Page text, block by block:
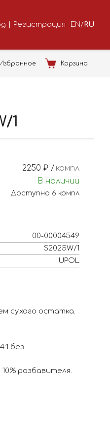
| Регистрация EN /RU
Избранное Корзина
1
00-00004549
S2025W/1
UPOL
сухого остатка.
без
разбавителя.
2250 ₽ / компл
В наличии
Доступно 6 компл